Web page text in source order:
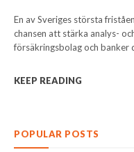
En av Sveriges största
chansen att stärka analys-
försäkringsbolag och banker
KEEP READING
POPULAR POSTS